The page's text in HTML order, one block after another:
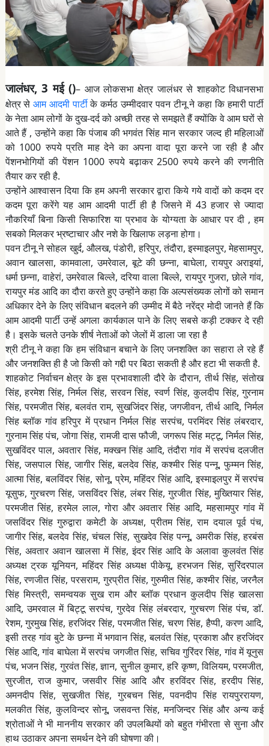
जालंधर, 3 मई ()– आज लोकसभा क्षेत्र जालंधर से शाहकोट विधानसभा
क्षेत्र सेआम आदमी पार्टीके कर्मठ उम्मीदवार पवन टीनू ने कहा कि हमारी पार्टी
के नेता आम लोगों के दुख-दर्द को अच्छी तरह से समझते हैं क्योंकि वे आम घरों से
आते हैं , उन्होंने कहा कि पंजाब की भगवंत सिंह मान सरकार जल्द ही महिलाओं
को 1000 रुपये प्रति माह देने का अपना वादा पूरा करने जा रही है और
पेंशनभोगियों की पेंशन 1000 रुपये बढ़ाकर 2500 रुपये करने की रणनीति
तैयार कर रही है.
उन्होंने आश्वासन दिया कि हम अपनी सरकार द्वारा किये गये वादों को कदम दर
कदम पूरा करेंगे यह आम आदमी पार्टी ही है जिसने में 43 हजार से ज्यादा
नौकरियाँ बिना किसी सिफारिश या प्रभाव के योग्यता के आधार पर दी , हम
सबको मिलकर भ्रष्टाचार और नशे के खिलाफ लड़ना होगा।
पवन टीनू ने सोहल खुर्द, औलख, पंडोरी, हरिपुर, तंदौरा, इस्माइलपुर, मेहसामपुर,
अवान खालसा, कामवाला, उमरेवाल, बूटे की छन्ना, बाघेला, रायपुर अराइयां,
धर्मा छन्ना, वाहेरां, उमरेवाल बिल्ले, दरिया वाला बिल्ले, रायपुर गुजरा, छोले गांव,
रायपुर मंड आदि का दौरा करते हुए उन्होंने कहा कि अल्पसंख्यक लोगों को समान
अधिकार देने के लिए संविधान बदलने की उम्मीद में बैठे नरेंद्र मोदी जानते हैं कि
आम आदमी पार्टी उन्हें अगला कार्यकाल पाने के लिए सबसे कड़ी टक्कर दे रही
है। इसके चलते उनके शीर्ष नेताओं को जेलों में डाला जा रहा है
श्री टीनू ने कहा कि हम संविधान बचाने के लिए जनशक्ति का सहारा ले रहे हैं
और जनशक्ति ही है जो किसी को गद्दी पर बिठा सकती है और हटा भी सकती है.
शाहकोट निर्वाचन क्षेत्र के इस प्रभावशाली दौरे के दौरान, तीर्थ सिंह, संतोख
सिंह, हरमेश सिंह, निर्मल सिंह, सरवन सिंह, स्वर्ण सिंह, कुलदीप सिंह, गुरनाम
सिंह, परमजीत सिंह, बलवंत राम, सुखजिंदर सिंह, जगजीवन, तीर्थ आदि, निर्मल
सिंह ब्लॉक गांव हरिपुर में प्रधान निर्मल सिंह सरपंच, परमिंदर सिंह लंबरदार,
गुरनाम सिंह पंच, जोगा सिंह, रामजी दास फौजी, जगरूप सिंह मट्टू, निर्मल सिंह,
सुखविंदर पाल, अवतार सिंह, मक्खन सिंह आदि, तंदौरा गांव में सरपंच दलजीत
सिंह, जसपाल सिंह, जागीर सिंह, बलदेव सिंह, कश्मीर सिंह पन्नू, फुम्मन सिंह,
आत्मा सिंह, बलविंदर सिंह, सोनू, प्रेम, महिंदर सिंह आदि, इस्माइलपुर में सरपंच
यूसुफ, गुरचरण सिंह, जसविंदर सिंह, लंबर सिंह, गुरजीत सिंह, मुख्तियार सिंह,
परमजीत सिंह, हरमेल लाल, गोरा और अवतार सिंह आदि, महसामपुर गांव में
जसविंदर सिंह गुरुद्वारा कमेटी के अध्यक्ष, प्रीतम सिंह, राम दयाल पूर्व पंच,
जागीर सिंह, बलदेव सिंह, चंचल सिंह, सुखदेव सिंह पन्नू, अमरीक सिंह, हरबंस
सिंह, अवतार अवान खालसा में सिंह, इंदर सिंह आदि के अलावा कुलवंत सिंह
अध्यक्ष ट्रक यूनियन, महिंदर सिंह अध्यक्ष पीकेयू, हरभजन सिंह, सुरिंदरपाल
सिंह, रणजीत सिंह, परसराम, गुरप्रीत सिंह, गुरुमीत सिंह, कश्मीर सिंह, जरनैल
सिंह मिस्त्री, समन्वयक सुख राम और ब्लॉक प्रधान कुलदीप सिंह खालसा
आदि, उमरवाल में बिट्टू सरपंच, गुरदेव सिंह लंबरदार, गुरचरण सिंह पंच, डाॅ.
रेशम, गुरमुख सिंह, हरजिंदर सिंह, परमजीत सिंह, चरण सिंह, हैप्पी, करण आदि,
इसी तरह गांव बुटे के छन्ना में भगवान सिंह, बलवंत सिंह, प्रकाश और हरजिंदर
सिंह आदि, गांव बाघेला में सरपंच जगजीत सिंह, सचिव गुरिंदर सिंह, गांव में यूनुस
पंच, भजन सिंह, गुरवंत सिंह, ज्ञान, सुनील कुमार, हरि कृष्ण, विलियम, परमजीत,
सुरजीत, राज कुमार, जसवीर सिंह आदि और हरविंदर सिंह, हरदीप सिंह,
अमनदीप सिंह, सुखजीत सिंह, गुरबचन सिंह, पवनदीप सिंह रायपुररायण,
मलकीत सिंह, कुलविन्दर सोनू, जसवन्त सिंह, मनजिन्दर सिंह और अन्य कई
श्रोताओं ने भी माननीय सरकार की उपलब्धियों को बहुत गंभीरता से सुना और
हाथ उठाकर अपना समर्थन देने की घोषणा की।